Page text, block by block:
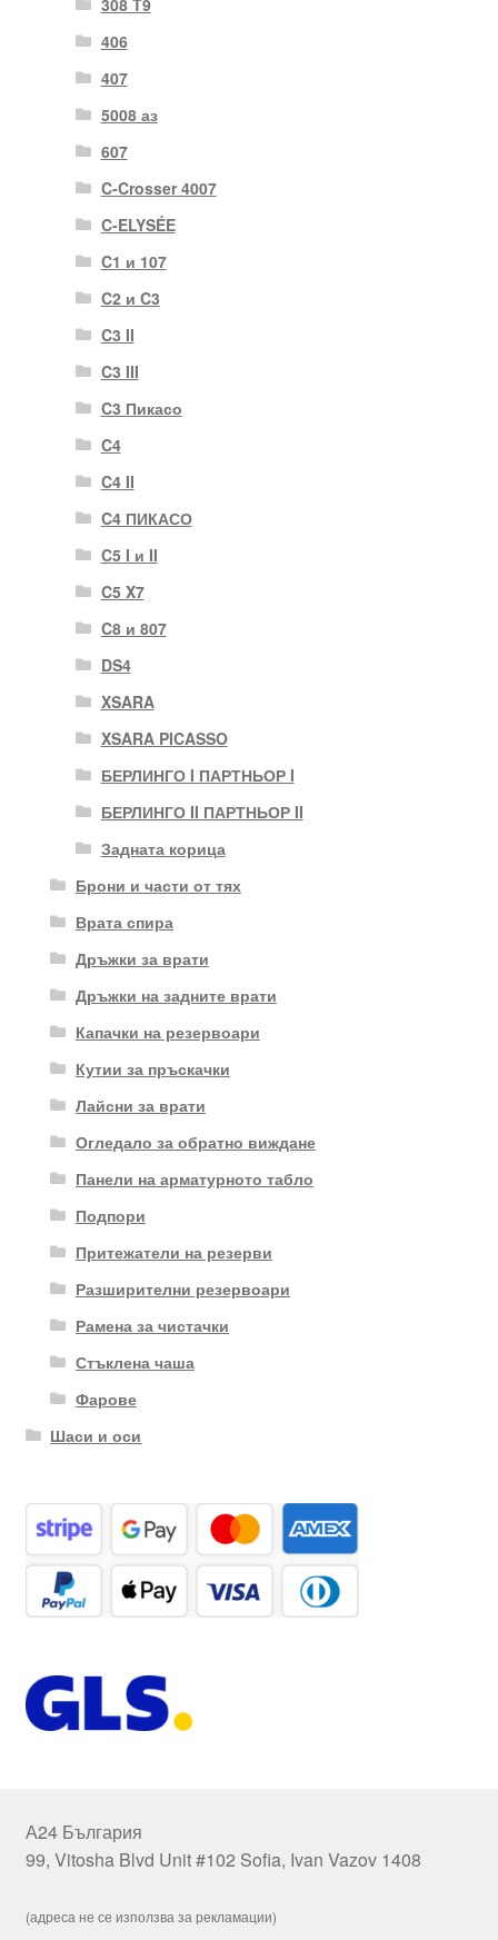
406
407
5008 аз
607
C-Crosser 4007
C-ELYSÉE
C1 и 107
C2 и C3
C3 II
C3 III
C3 Пикасо
C4
C4 II
C4 ПИКАСО
C5 I и II
C5 X7
C8 и 807
DS4
XSARA
XSARA PICASSO
БЕРЛИНГО I ПАРТНЬОР I
БЕРЛИНГО II ПАРТНЬОР II
Задната корица
Брони и части от тях
Врата спира
Дръжки за врати
Дръжки на задните врати
Капачки на резервоари
Кутии за пръскачки
Лайсни за врати
Огледало за обратно виждане
Панели на арматурното табло
Подпори
Притежатели на резерви
Разширителни резервоари
Рамена за чистачки
Стъклена чаша
Фарове
Шаси и оси
А24 България
99, Vitosha Blvd Unit #102 Sofia, Ivan Vazov 1408
(адреса не се използва за рекламации)